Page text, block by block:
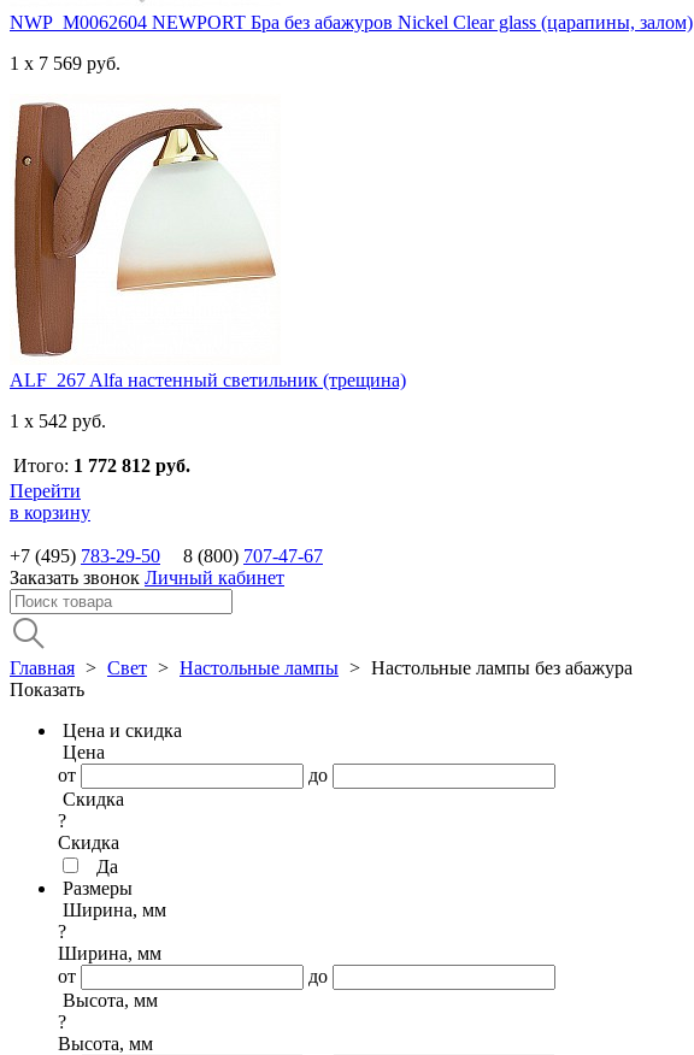
NWP_M0062604 NEWPORT Бра без абажуров Nickel Clear glass (царапины, залом)
1 x 7 569 руб.
ALF_267 Alfa настенный светильник (трещина)
1 x 542 руб.
Итого: 1 772 812 руб.
Перейти
в корзину
+7 (495) 783-29-50 8 (800) 707-47-67
Заказать звонок Личный кабинет
Главная > Свет > Настольные лампы > Настольные лампы без абажура
Показать
Цена и скидка
Цена
от
до
Скидка
?
Скидка
Да
Размеры
Ширина, мм
?
Ширина, мм
от
до
Высота, мм
?
Высота, мм